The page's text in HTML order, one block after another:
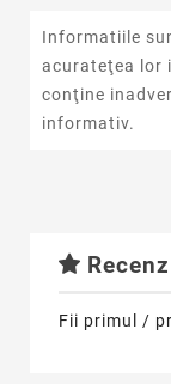
Informatiile
acurateţea lor
conţine
informativ.
Fii primul /